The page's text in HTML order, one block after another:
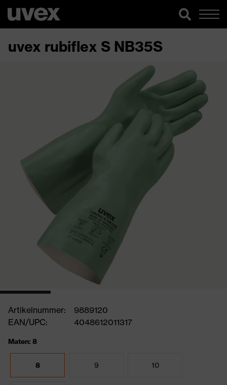
uvex rubiflex S NB35S
Artikelnummer:
9889120
EAN/UPC:
4048612011317
Maten: 8
8 9 10